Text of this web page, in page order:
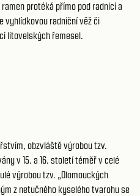
protéká přímo pod radnicí a
vyhlídkovou radniční věž či
litovelských řemesel.
obzvláště výrobou tzv.
v 15. a 16. století téměř v celé
výrobou tzv. „Olomouckých
z netučného kyselého tvarohu se